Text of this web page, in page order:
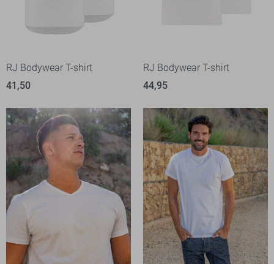
RJ Bodywear T-shirt
41,50
RJ Bodywear T-shirt
44,95